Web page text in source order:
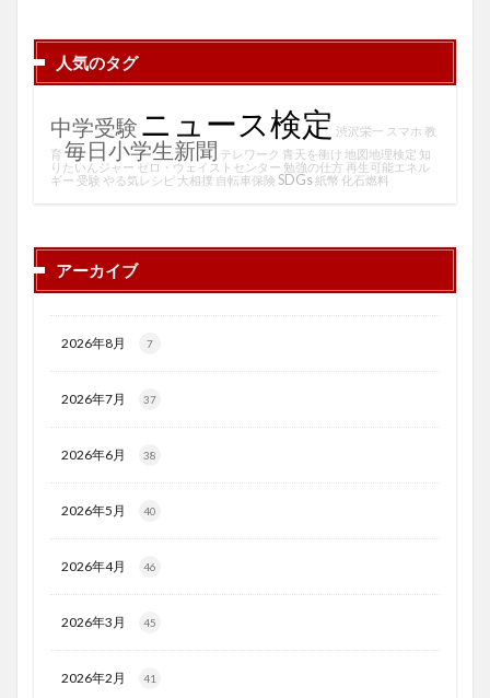
人気のタグ
中学受験 ニュース検定 渋沢栄一 スマホ 教
育 毎日小学生新聞 テレワーク 青天を衝け 地図地理検定 知
りたいんジャー ゼロ・ウェイストセンター 勉強の仕方 再生可能エネル
ギー 受験 やる気レシピ 大相撲 自転車保険 SDGs紙幣 化石燃料
アーカイブ
2026年8月 7
2026年7月 37
2026年6月 38
2026年5月 40
2026年4月 46
2026年3月 45
2026年2月 41